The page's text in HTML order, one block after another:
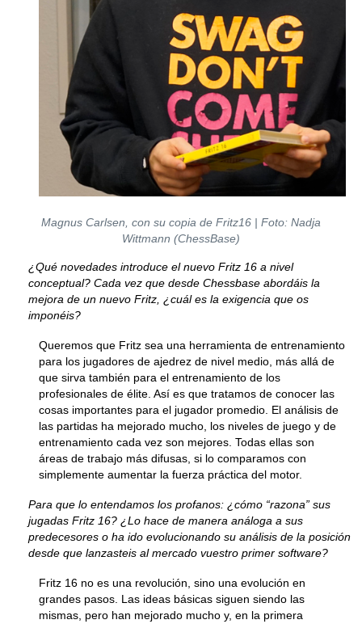
Magnus Carlsen, con su copia de Fritz16 | Foto: Nadja
Wittmann (ChessBase)
¿Qué novedades introduce el nuevo Fritz 16 a nivel
conceptual? Cada vez que desde Chessbase abordáis la
mejora de un nuevo Fritz, ¿cuál es la exigencia que os
imponéis?
Queremos que Fritz sea una herramienta de entrenamiento
para los jugadores de ajedrez de nivel medio, más allá de
que sirva también para el entrenamiento de los
profesionales de élite. Así es que tratamos de conocer las
cosas importantes para el jugador promedio. El análisis de
las partidas ha mejorado mucho, los niveles de juego y de
entrenamiento cada vez son mejores. Todas ellas son
áreas de trabajo más difusas, si lo comparamos con
simplemente aumentar la fuerza práctica del motor.
Para que lo entendamos los profanos: ¿cómo “razona” sus
jugadas Fritz 16? ¿Lo hace de manera análoga a sus
predecesores o ha ido evolucionando su análisis de la posición
desde que lanzasteis al mercado vuestro primer software?
Fritz 16 no es una revolución, sino una evolución en
grandes pasos. Las ideas básicas siguen siendo las
mismas, pero han mejorado mucho y, en la primera